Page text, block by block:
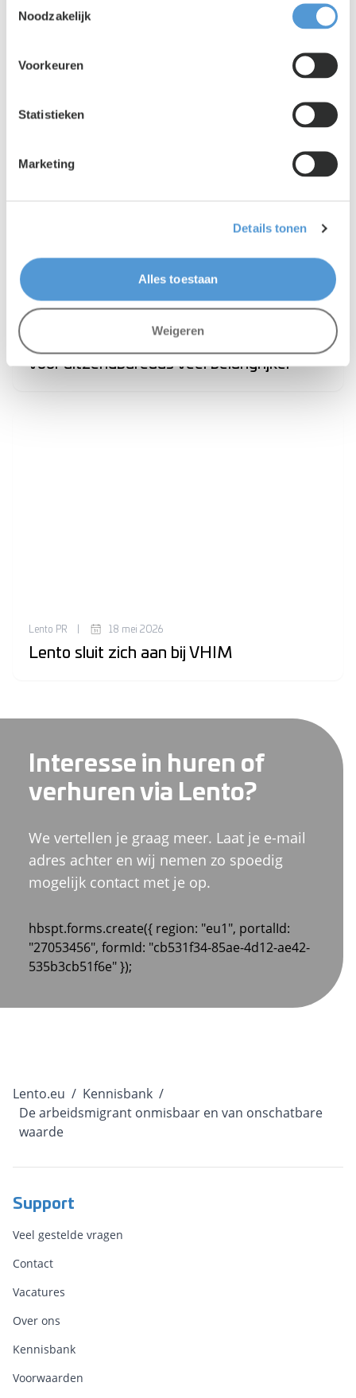
Noodzakelijk
Voorkeuren
Statistieken
Marketing
Details tonen
Alles toestaan
Weigeren
Nieuwe toelatingswet maakt huisvesting
voor uitzendbureaus veel belangrijker
Lento PR 18 mei 2026
Lento sluit zich aan bij VHIM
Interesse in huren of
verhuren via Lento?
We vertellen je graag meer. Laat je e-mail
adres achter en wij nemen zo spoedig
mogelijk contact met je op.
hbspt.forms.create({ region: "eu1", portalId:
"27053456", formId: "cb531f34-85ae-4d12-ae42-
535b3cb51f6e" });
Lento.eu / Kennisbank /
De arbeidsmigrant onmisbaar en van onschatbare
waarde
Support
Veel gestelde vragen
Contact
Vacatures
Over ons
Kennisbank
Voorwaarden